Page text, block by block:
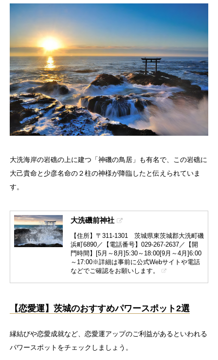
大洗海岸の岩礁の上に建つ「神磯の鳥居」も有名で、この岩礁に
大己貴命と少彦名命の２柱の神様が降臨したと伝えられていま
す。
大洗磯前神社
【住所】〒311-1301 茨城県東茨城郡大洗町磯
浜町6890／【電話番号】029-267-2637／【開
門時間】[5月～8月]5:30～18:00[9月～4月]6:00
～17:00※詳細は事前に公式Webサイトや電話
などでご確認をお願いします。
【恋愛運】茨城のおすすめパワースポット2選
縁結びや恋愛成就など、恋愛運アップのご利益があるといわれる
パワースポットをチェックしましょう。